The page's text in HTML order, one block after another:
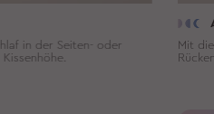
in der Seiten- oder
Mit